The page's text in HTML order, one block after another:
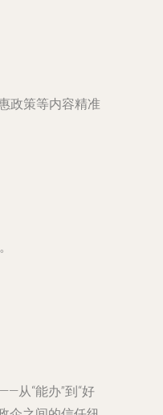
政策等内容精准
从“能办”到“好